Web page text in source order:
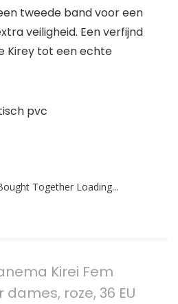
tweede band voor een
veiligheid. Een verfijnd
Kirey tot een echte
pvc
Together Loading...
Kirei Fem
roze, 36 EU